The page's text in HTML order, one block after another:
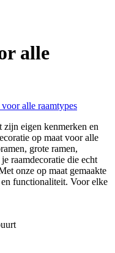
alle
alle raamtypes
zijn eigen kenmerken en
op maat voor alle
grote ramen,
raamdecoratie die echt
onze op maat gemaakte
functionaliteit. Voor elke